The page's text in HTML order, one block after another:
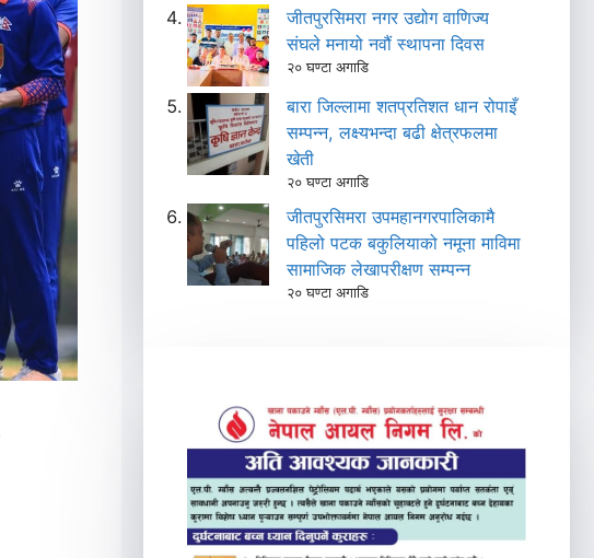
जीतपुरसिमरा नगर उद्योग वाणिज्य
संघले मनायो नवौं स्थापना दिवस
२० घण्टा अगाडि
बारा जिल्लामा शतप्रतिशत धान रोपाइँ
सम्पन्न, लक्ष्यभन्दा बढी क्षेत्रफलमा
खेती
२० घण्टा अगाडि
जीतपुरसिमरा उपमहानगरपालिकामै
पहिलो पटक बकुलियाको नमूना माविमा
सामाजिक लेखापरीक्षण सम्पन्न
२० घण्टा अगाडि